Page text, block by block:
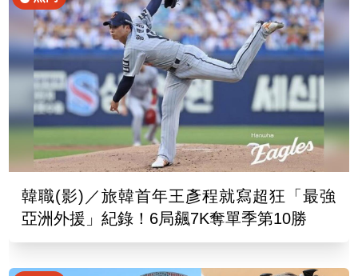
韓職(影)／旅韓首年王彥程就寫超狂「最強
亞洲外援」紀錄！6局飆7K奪單季第10勝